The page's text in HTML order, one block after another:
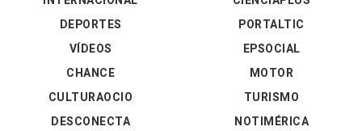
DEPORTES
VÍDEOS
PORTALTIC
EPSOCIAL
CHANCE
CULTURAOCIO
DESCONECTA
MOTOR
TURISMO
NOTIMÉRICA